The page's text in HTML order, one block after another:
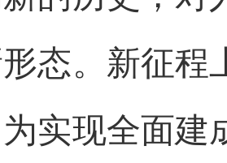
态。新征程
实现全面建